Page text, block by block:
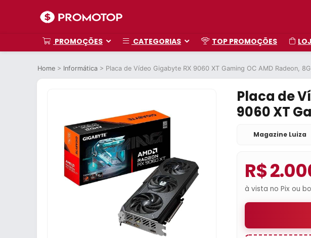
PROMOÇÕES CATEGORIAS TOP PROMOÇÕES
Home > Informática > Placa de Vídeo Gigabyte RX 9060 XT Gaming OC AMD Radeon,
Placa de
9060 XT
Radeon,
Tripe Fan,
Magazine Luiza
R$
à vista no Pix ou